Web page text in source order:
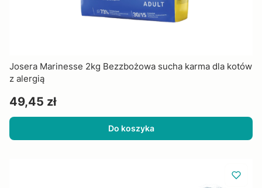
Josera Marinesse 2kg Bezzbożowa sucha karma dla kotów
z alergią
Cena
49,45 zł
Do koszyka